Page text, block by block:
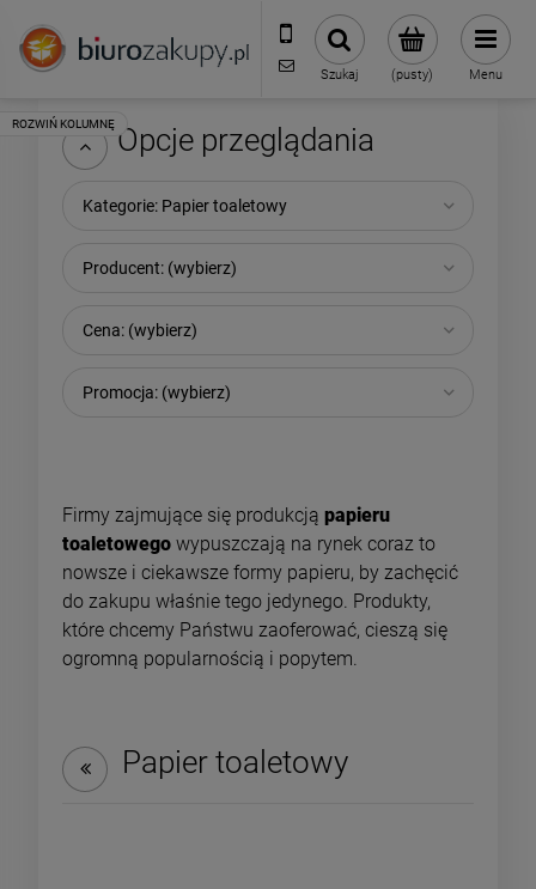
32 70 50 250
sklep@biurozakupy.pl
(pusty)
Szukaj Menu
Opcje przeglądania
Kategorie: Papier toaletowy
Producent: (wybierz)
Cena: (wybierz)
Promocja: (wybierz)
Firmy zajmujące się produkcją papieru
toaletowego wypuszczają na rynek coraz to
nowsze i ciekawsze formy papieru, by zachęcić
do zakupu właśnie tego jedynego. Produkty,
które chcemy Państwu zaoferować, cieszą się
ogromną popularnością i popytem.
Papier toaletowy